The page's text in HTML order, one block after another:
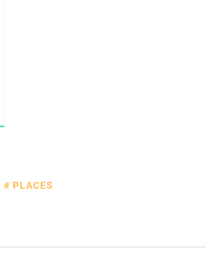
PLACES